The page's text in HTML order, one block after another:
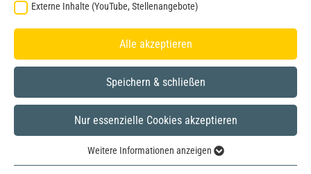
Externe Inhalte (YouTube, Stellenangebote)
Alle akzeptieren
Speichern & schließen
Nur essenzielle Cookies akzeptieren
Weitere Informationen anzeigen